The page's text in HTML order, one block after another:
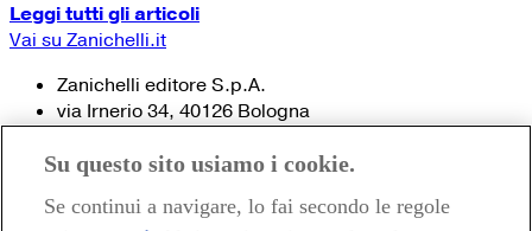
Leggi tutti gli articoli
Vai su Zanichelli.it
Zanichelli editore S.p.A.
via Irnerio 34, 40126 Bologna
Tel. 051- 293.111 / 245.024
Su questo sito usiamo i cookie.
Se continui a navigare, lo fai secondo le regole